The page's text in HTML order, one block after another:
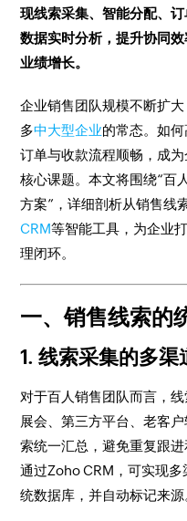
现线索采集、智能分配、
数据实时分析，提升协同
业绩增长。
企业销售团队规模不断扩
多中大型企业的常态。如
订单与收款流程顺畅，成
核心课题。本文将围绕“百
方案”，详细剖析从销售线
CRM等智能工具，为企业
理闭环。
一、销售线索的
1. 线索采集的多渠
对于百人销售团队而言，
展会、第三方平台、老客
索统一汇总，避免重复跟
通过Zoho CRM，可实现
统数据库，并自动标记来源